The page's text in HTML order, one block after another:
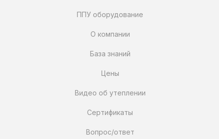
Вопрос/ответ
Сертификаты
Видео об утеплении
ППУ оборудование
О компании
База знаний
Цены